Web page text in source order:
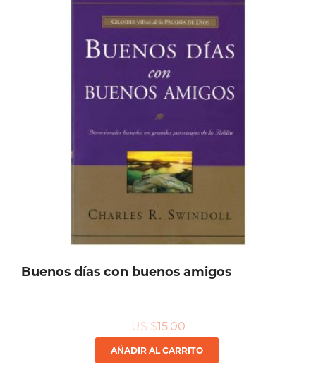
Buenos días con buenos amigos
US $15.00
AÑADIR AL CARRITO